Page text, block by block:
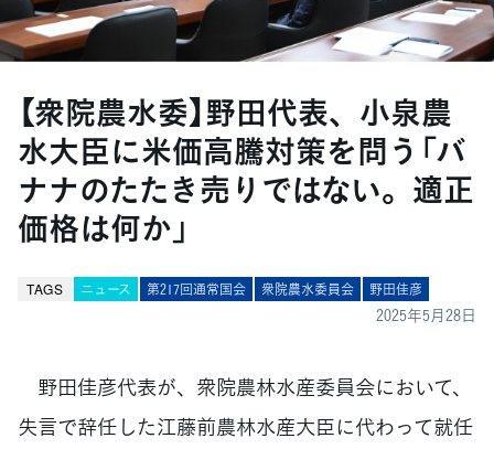
【衆院農水委】野田代表、小泉農
水大臣に米価高騰対策を問う「バ
ナナのたたき売りではない。適正
価格は何か」
TAGS ニュース 第217回通常国会 衆院農水委員会 野田佳彦
2025年5月28日
野田佳彦代表が、衆院農林水産委員会において、
失言で辞任した江藤前農林水産大臣に代わって就任